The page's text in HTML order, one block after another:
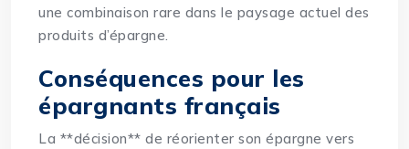
une combinaison rare dans le paysage actuel des
produits d’épargne.
Conséquences pour les
épargnants français
La **décision** de réorienter son épargne vers